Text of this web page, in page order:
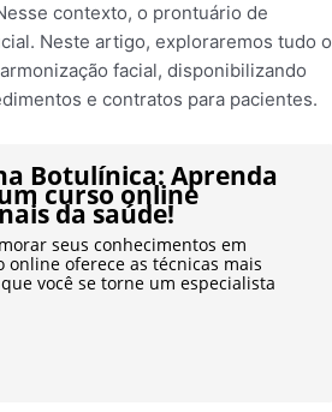
contexto, o prontuário de
Neste artigo, exploraremos tudo o
facial, disponibilizando
e contratos para pacientes.
Botulínica: Aprenda
curso online
da saúde!
seus conhecimentos em
online oferece as técnicas mais
você se torne um especialista